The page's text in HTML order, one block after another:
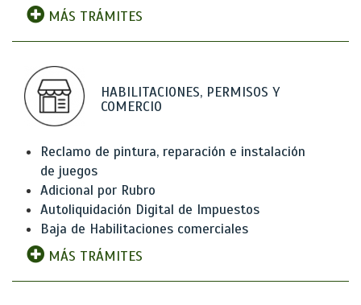
MÁS TRÁMITES
HABILITACIONES, PERMISOS Y
COMERCIO
Reclamo de pintura, reparación e instalación
de juegos
Adicional por Rubro
Autoliquidación Digital de Impuestos
Baja de Habilitaciones comerciales
MÁS TRÁMITES